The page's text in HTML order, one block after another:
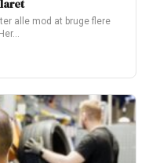
alle mod at bruge flere